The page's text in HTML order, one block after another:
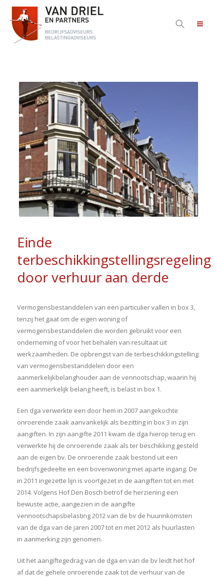
Einde
terbeschikkingstellingsregeling
door verhuur aan derde
Vermogensbestanddelen van een particulier vallen in box 3,
tenzij het gaat om de eigen woning of
vermogensbestanddelen die worden gebruikt voor een
onderneming of voor het behalen van resultaat uit
werkzaamheden. De opbrengst van de terbeschikkingstelling
van vermogensbestanddelen door een
aanmerkelijkbelanghouder aan de vennootschap, waarin hij
een aanmerkelijk belang heeft, is belast in box 1.
Een dga verwerkte een door hem in 2007 aangekochte
onroerende zaak aanvankelijk als bezitting in box 3 in zijn
aangiften. In zijn aangifte 2011 kwam de dga hierop terug en
verwerkte hij de onroerende zaak als ter beschikking gesteld
aan de eigen bv. De onroerende zaak bestond uit een
bedrijfsgedeelte en een bovenwoning met aparte ingang. De
in 2011 ingezette lijn is voortgezet in de aangiften tot en met
2014. Volgens Hof Den Bosch betrof de herziening een
bewuste actie, aangezien in de aangifte
vennootschapsbelasting 2012 van de bv de huurinkomsten
van de dga van de jaren 2007 tot en met 2012 als huurlasten
in aanmerking zijn genomen.
Uit het aangiftegedrag van de dga en van de bv leidt het hof
af dat de gehele onroerende zaak tot de verhuur van de